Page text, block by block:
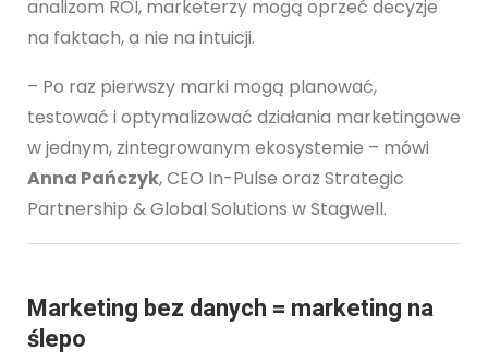
analizom ROI, marketerzy mogą oprzeć decyzje
na faktach, a nie na intuicji.
– Po raz pierwszy marki mogą planować,
testować i optymalizować działania marketingowe
w jednym, zintegrowanym ekosystemie – mówi
Anna Pańczyk, CEO In-Pulse oraz Strategic
Partnership & Global Solutions w Stagwell.
Marketing bez danych = marketing na
ślepo